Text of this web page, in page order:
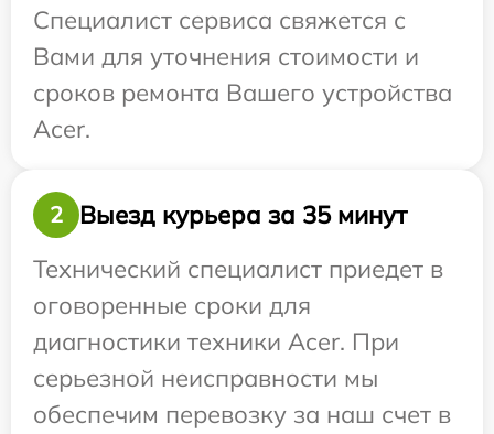
Специалист сервиса свяжется с
Вами для уточнения стоимости и
сроков ремонта Вашего устройства
Acer.
2
Выезд курьера за 35 минут
Технический специалист приедет в
оговоренные сроки для
диагностики техники Acer. При
серьезной неисправности мы
обеспечим перевозку за наш счет в